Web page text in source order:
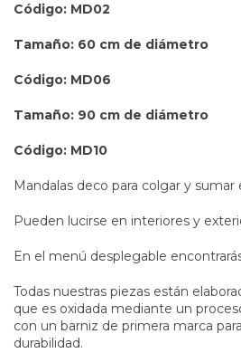
Código: MD02
Tamaño: 60 cm de diámetro
Código: MD06
Tamaño: 90 cm de diámetro
Código: MD10
Mandalas deco para colgar y
Pueden lucirse en interiores y
En el menú desplegable
Todas nuestras piezas están
que es oxidada mediante un
con un barniz de primera marca
durabilidad.